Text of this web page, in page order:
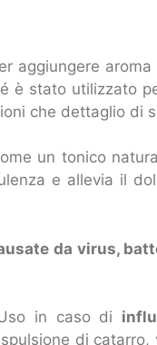
aggiungere
è stato utilizzato
che dettaglio di
un tonico
e allevia il
da virus,
in caso di
di